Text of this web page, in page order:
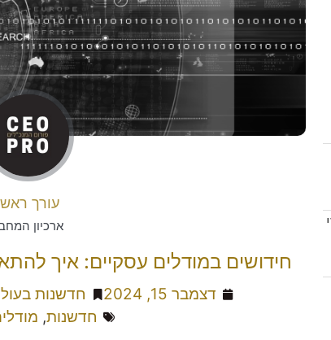
עורך
ארכיון
חידושים במודלים עסקיים: איך
דצמבר 15, 2024 חדשנות
חדשנות,